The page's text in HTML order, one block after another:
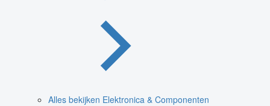
Alles bekijken Elektronica & Componenten